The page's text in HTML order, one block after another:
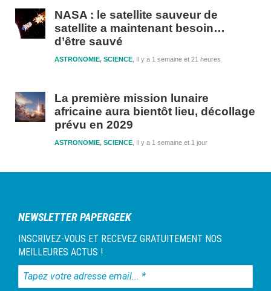
NASA : le satellite sauveur de
satellite a maintenant besoin…
d’être sauvé
Il y a 1 semaine et 21 heures
ASTRONOMIE, SCIENCE
La première mission lunaire
africaine aura bientôt lieu, décollage
prévu en 2029
Il y a 1 semaine et 1 jour
ASTRONOMIE, SCIENCE
NEWSLETTER PAPERGEEK
INSCRIVEZ-VOUS ET RECEVEZ GRATUITEMENT NOS
MEILLEURES ACTUS !
Tapez
votre